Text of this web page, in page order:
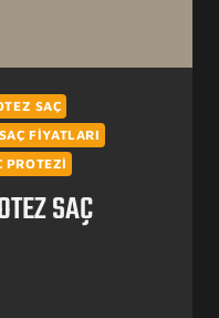
SAÇ
FIYATLARI
PROTEZI
SAÇ